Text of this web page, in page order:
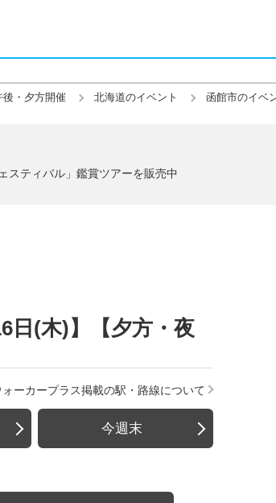
後・夕方開催 北海道のイベント 函館市のイベ
スティバル」鑑賞ツアーを販売中
日(木)】【夕方・夜
ォーカープラス掲載の駅・路線について
今週末